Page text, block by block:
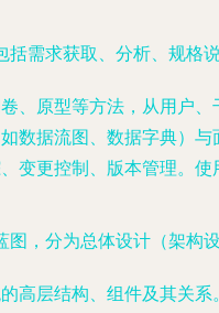
需求获取、分析、规格
、原型等方法，从用户、
如数据流图、数据字典）
变更控制、版本管理。
，分为总体设计（架构
的高层结构、组件及其关